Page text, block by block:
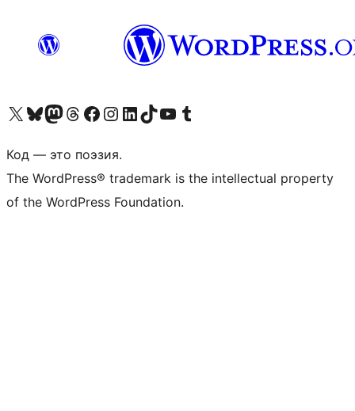
Посетите нас в X (ранее Twitter)
Посетите нашу учётную запись в Bluesky
Посетите нашу ленту в Mastodon
Посетите нашу учётную запись в Threads
Посетите нашу страницу на Facebook
Посетите наш Instagram
Посетите нашу страницу в LinkedIn
Посетите нашу учётную запись в TikTok
Посетите наш канал YouTube
Посетите нашу учётную запись в Tumblr
Код — это поэзия.
The WordPress® trademark is the intellectual property
of the WordPress Foundation.